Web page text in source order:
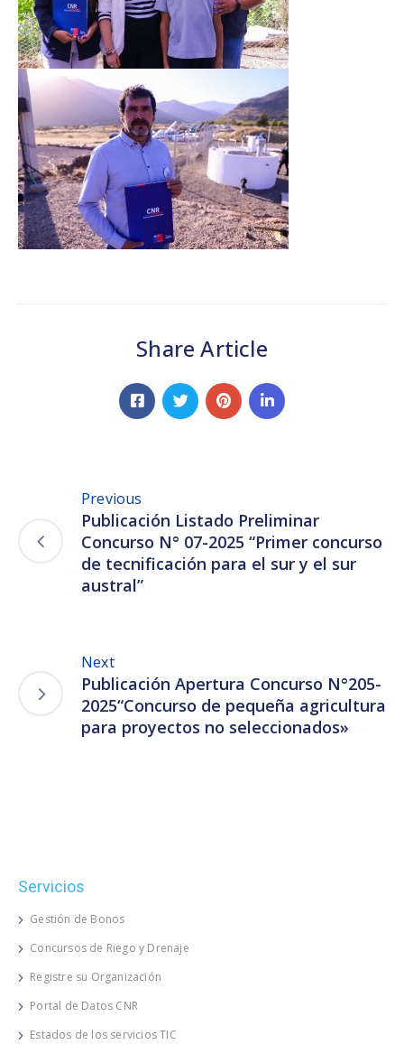
Share Article
Previous
Publicación Listado Preliminar
Concurso N° 07-2025 “Primer concurso
de tecnificación para el sur y el sur
austral”
Next
Publicación Apertura Concurso N°205-
2025“Concurso de pequeña agricultura
para proyectos no seleccionados»
Servicios
Gestión de Bonos
Concursos de Riego y Drenaje
Registre su Organización
Portal de Datos CNR
Estados de los servicios TIC